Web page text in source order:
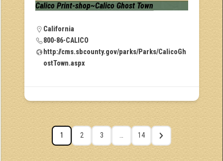
Calico Print-shop~Calico Ghost Town
California
800-86-CALICO
http://cms.sbcounty.gov/parks/Parks/CalicoGh
ostTown.aspx
1 2 3 … 14